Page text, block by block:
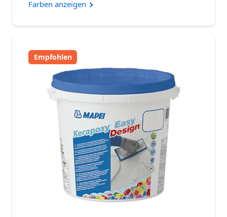
Farben anzeigen
Empfohlen